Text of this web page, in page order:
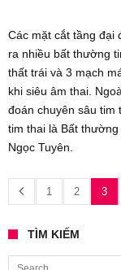
Các mặt cắt tầng đại
ra nhiều bất thường
thất trái và 3 mạch
khi siêu âm thai.
đoán chuyên sâu tim
tim thai là Bất
Ngọc Tuyên.
1 2 3
TÌM KIẾM
Search for: